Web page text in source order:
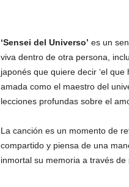
‘Sensei del Universo’ es un
viva dentro de otra persona,
japonés que quiere decir ‘el
amada como el maestro del
lecciones profundas sobre el
La canción es un momento de
compartido y piensa de una
inmortal su memoria a través de